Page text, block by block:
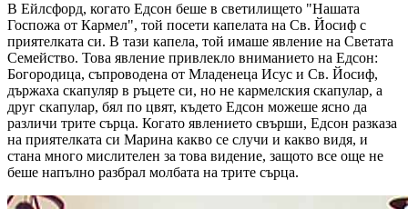
В Ейлсфорд, когато Едсон беше в светилището "Нашата
Госпожа от Кармел", той посети капелата на Св. Йосиф с
приятелката си. В тази капела, той имаше явление на Светата
Семейство. Това явление привлекло вниманието на Едсон:
Богородица, съпроводена от Младенеца Исус и Св. Йосиф,
държаха скапуляр в ръцете си, но не кармелския скапулар, а
друг скапулар, бял по цвят, където Едсон можеше ясно да
различи трите сърца. Когато явлението свърши, Едсон разказа
на приятелката си Марина какво се случи и какво видя, и
стана много мислителен за това видение, защото все още не
беше напълно разбрал молбата на трите сърца.